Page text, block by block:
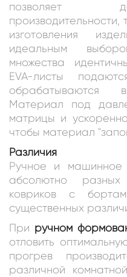
позволяет
производительности,
изготовления
идеальным
множества
EVA-листы
Материал под
матрицы и
чтобы материал
Различия
Ручное и
абсолютно
ковриков с
существенных
При ручном
отловить
прогрев
различной